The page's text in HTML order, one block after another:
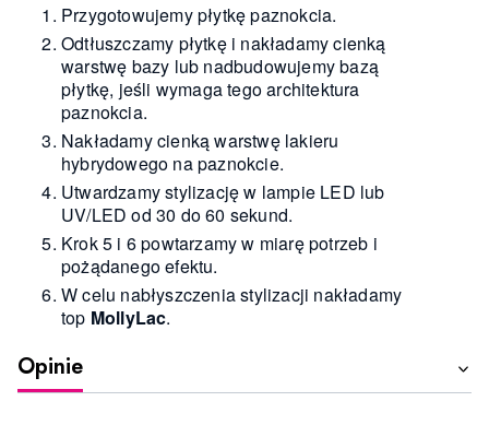
Przygotowujemy płytkę paznokcia.
Odtłuszczamy płytkę i nakładamy cienką
warstwę bazy lub nadbudowujemy bazą
płytkę, jeśli wymaga tego architektura
paznokcia.
Nakładamy cienką warstwę lakieru
hybrydowego na paznokcie.
Utwardzamy stylizację w lampie LED lub
UV/LED od 30 do 60 sekund.
Krok 5 i 6 powtarzamy w miarę potrzeb i
pożądanego efektu.
W celu nabłyszczenia stylizacji nakładamy
top MollyLac.
Opinie